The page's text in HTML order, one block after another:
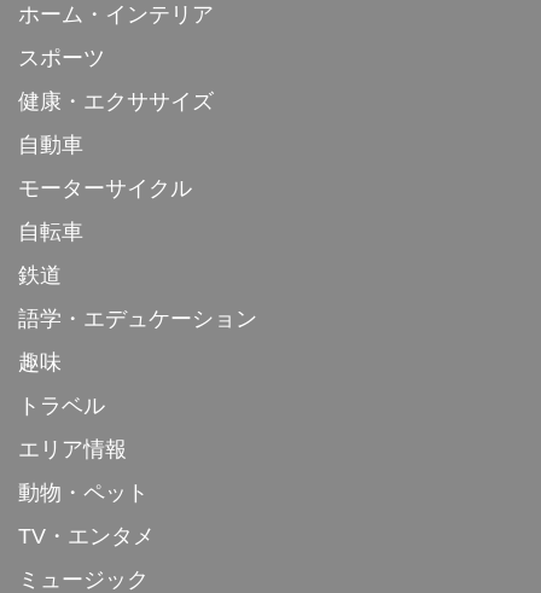
ホーム・インテリア
スポーツ
健康・エクササイズ
自動車
モーターサイクル
自転車
鉄道
語学・エデュケーション
趣味
トラベル
エリア情報
動物・ペット
TV・エンタメ
ミュージック